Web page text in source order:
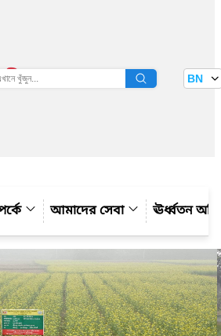
তথ্য বাতায়ন BN
আমাদের সেবা ঊর্ধ্বতন